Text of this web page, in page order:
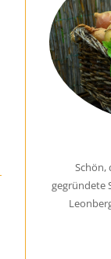
Schön,
gegründete